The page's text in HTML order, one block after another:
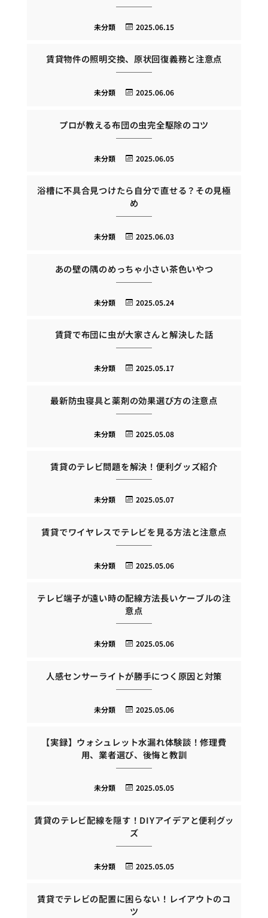
2025.06.15
未分類
賃貸物件の照明交換、原状回復義務と注意点
2025.06.06
未分類
プロが教える布団の虫完全駆除のコツ
2025.06.05
未分類
浴槽に不具合見つけたら自分で直せる？その見極
め
2025.06.03
未分類
あの壁の隅のめっちゃ小さい茶色いやつ
2025.05.24
未分類
賃貸で布団に虫が大家さんと解決した話
2025.05.17
未分類
最新防虫寝具と薬剤の効果選び方の注意点
2025.05.08
未分類
賃貸のテレビ問題を解決！便利グッズ紹介
2025.05.07
未分類
賃貸でワイヤレスでテレビを見る方法と注意点
2025.05.06
未分類
テレビ端子が遠い時の配線方法長いケーブルの注
意点
2025.05.06
未分類
人感センサーライトが勝手につく原因と対策
2025.05.06
未分類
【実録】ウォシュレット水漏れ体験談！修理費
用、業者選び、後悔と教訓
2025.05.05
未分類
賃貸のテレビ配線を隠す！DIYアイデアと便利グッ
ズ
2025.05.05
未分類
賃貸でテレビの配置に困らない！レイアウトのコ
ツ